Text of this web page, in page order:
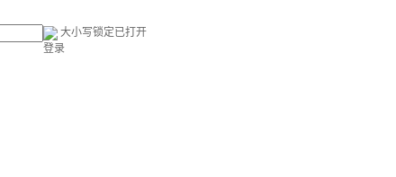
大小写锁定已打开
登录